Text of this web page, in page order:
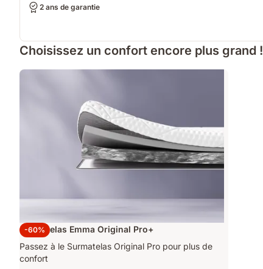
2 ans de garantie
Choisissez un confort encore plus grand !
-60%
Surmatelas Emma Original Pro+
Passez à le Surmatelas Original Pro pour plus de
confort